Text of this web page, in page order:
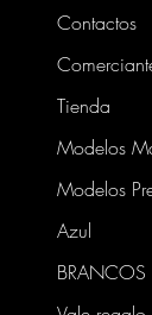
Contactos
Tienda
Modelos
Modelos
Azul
BRANCOS